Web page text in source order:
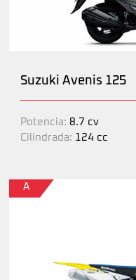
Suzuki Avenis 125
Potencia: 8.7 cv
Cilindrada: 124 cc
A